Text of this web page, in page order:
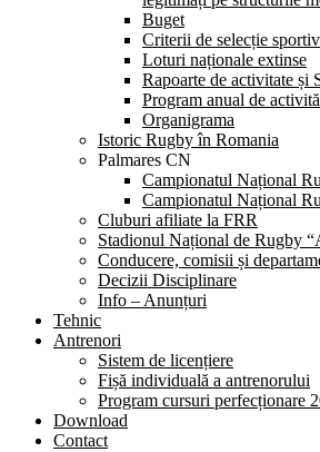
Buget
Criterii de selecție
Loturi naționale extinse
Rapoarte de activitate și
Program anual de
Organigrama
Istoric Rugby în Romania
Palmares CN
Campionatul Național
Campionatul Național
Cluburi afiliate la FRR
Stadionul Național de Rugby
Conducere, comisii și
Decizii Disciplinare
Info – Anunțuri
Tehnic
Antrenori
Sistem de licențiere
Fișă individuală a antrenorului
Program cursuri perfecționare
Download
Contact